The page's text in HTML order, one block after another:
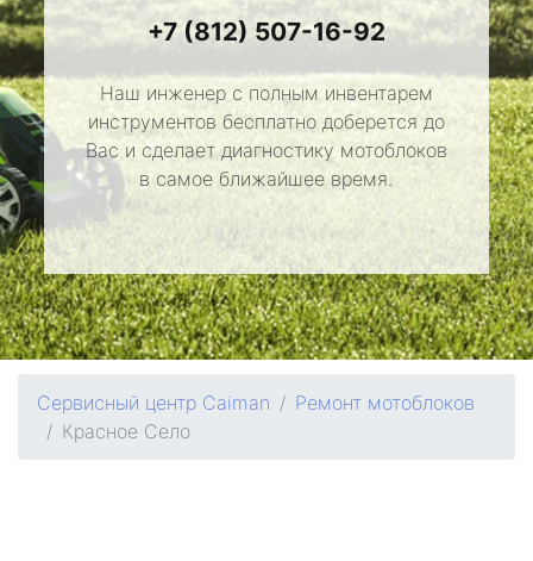
+7 (812) 507-16-92
Наш инженер с полным инвентарем
инструментов бесплатно доберется до
Вас и сделает диагностику мотоблоков
в самое ближайшее время.
Сервисный центр Caiman
Ремонт мотоблоков
Красное Село